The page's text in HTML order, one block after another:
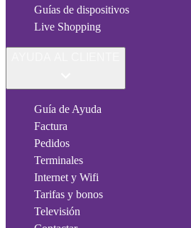
Guías de dispositivos
Live Shopping
Guía de Ayuda
Factura
Pedidos
Terminales
Internet y Wifi
Tarifas y bonos
Televisión